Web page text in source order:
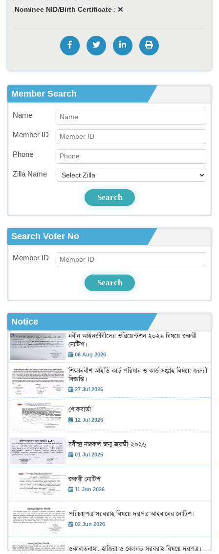
Nominee NID/Birth Certificate : ❌
Member Search
Name
Member ID
Phone
Zilla Name
Search
Search Voter No
Member ID
Search
Notice
নবীন আইনজীবীদের ওরিয়েন্টশন ২০২৬ বিষয়ে জরুরী
নোটিশ।
06 Aug 2026
শিক্ষানবীশ আইডি কার্ড পরিধান ও কার্ড সংগ্রহ বিষয়ে জরুরী
বিজ্ঞপ্তি।
27 Jul 2026
শোকবার্তা
12 Jul 2026
রবীন্দ্র নজরুল জন্ম জয়ন্তী-২০২৬
01 Jul 2026
জরুরী নোটিশ
11 Jun 2026
পরিচয়পত্র সরবরাহ বিষয়ে দরপত্র আহবানের নোটিশ।
02 Jun 2026
ওকালতনামা, হাজিরা ও বেলবন্ড সরবরাহ বিষয়ে দরপত্র।